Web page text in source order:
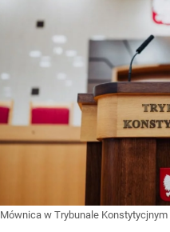
Mównica w Trybunale Konstytycjnym